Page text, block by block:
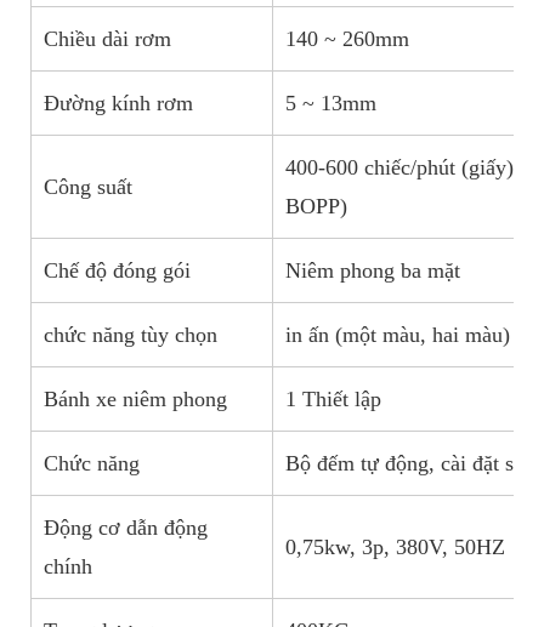
Chiều dài rơm 140 ~ 260mm
Đường kính rơm 5 ~ 13mm
Công suất
400-600 chiếc/phút
BOPP)
Chế độ đóng gói Niêm phong ba mặt
chức năng tùy chọn in ấn (một màu, hai màu)
Bánh xe niêm phong 1 Thiết lập
Chức năng Bộ đếm tự động, cài đặt sẵn
Động cơ dẫn động
chính
0,75kw, 3p, 380V, 50HZ